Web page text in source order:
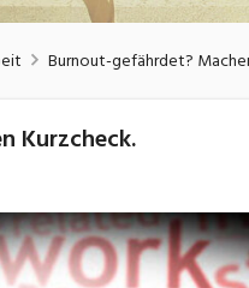
Arbeit
Burnout-gefährdet?
Kurzcheck.